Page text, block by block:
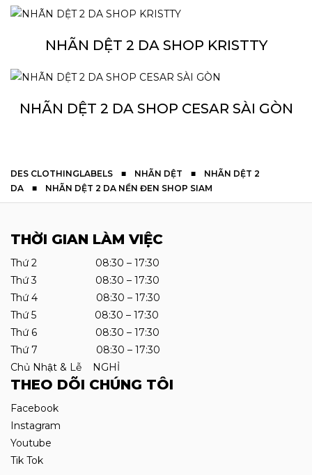
NHÃN DỆT 2 DA SHOP KRISTTY
NHÃN DỆT 2 DA SHOP CESAR SÀI GÒN
DES CLOTHINGLABELS ■ NHÃN DỆT ■ NHÃN DỆT 2
DA ■ NHÃN DỆT 2 DA NỀN ĐEN SHOP SIAM
THỜI GIAN LÀM VIỆC
Thứ 2 08:30 – 17:30
Thứ 3 08:30 – 17:30
Thứ 4 08:30 – 17:30
Thứ 5 08:30 – 17:30
Thứ 6 08:30 – 17:30
Thứ 7 08:30 – 17:30
Chủ Nhật & Lễ NGHỈ
THEO DÕI CHÚNG TÔI
Facebook
Instagram
Youtube
Tik Tok